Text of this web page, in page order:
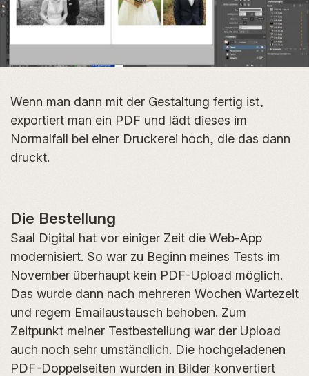
Wenn man dann mit der Gestaltung fertig ist,
exportiert man ein PDF und lädt dieses im
Normalfall bei einer Druckerei hoch, die das dann
druckt.
Die Bestellung
Saal Digital hat vor einiger Zeit die Web-App
modernisiert. So war zu Beginn meines Tests im
November überhaupt kein PDF-Upload möglich.
Das wurde dann nach mehreren Wochen Wartezeit
und regem Emailaustausch behoben. Zum
Zeitpunkt meiner Testbestellung war der Upload
auch noch sehr umständlich. Die hochgeladenen
PDF-Doppelseiten wurden in Bilder konvertiert